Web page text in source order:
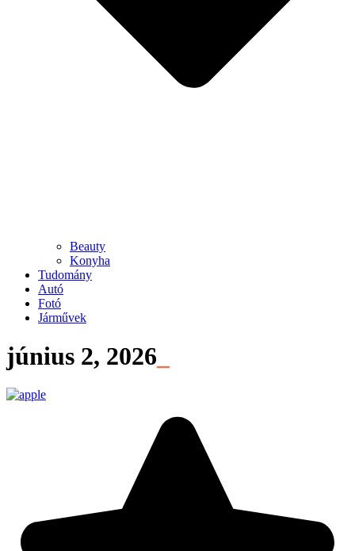
Beauty
Konyha
Tudomány
Autó
Fotó
Járművek
június 2, 2026